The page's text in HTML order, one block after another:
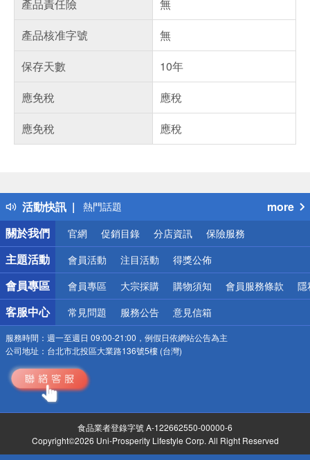
產品責任險
無
產品核准字號
無
保存天數
10年
應免稅
應稅
應免稅
應稅
活動快訊
得獎公告
熱門話題
銀行優惠
偏遠地區配送
詐騙網頁！請小心！
more
關於我們
官網 促銷目錄 分店資訊 保險服務
主題活動 會員活動 注目活動 得獎公佈
會員專區 會員專區 大宗採購 購物須知 會員服務條款 隱
客服中心 常見問題 服務公告 意見信箱
服務時間： 週一至週日 09:00-21:00，例假日依網站公告為主
公司地址： 台北市北投區大業路136號5樓 (台灣)
食品業者登錄字號 A-122662550-00000-6
Copyright©2026 Uni-Prosperity Lifestyle Corp. All Right Reserved